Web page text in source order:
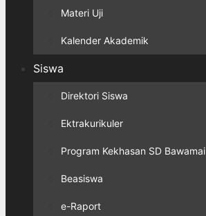
Materi Uji
Kalender Akademik
Siswa
Direktori Siswa
Ektrakurikuler
Program Kekhasan SD Bawamai
Beasiswa
e-Raport